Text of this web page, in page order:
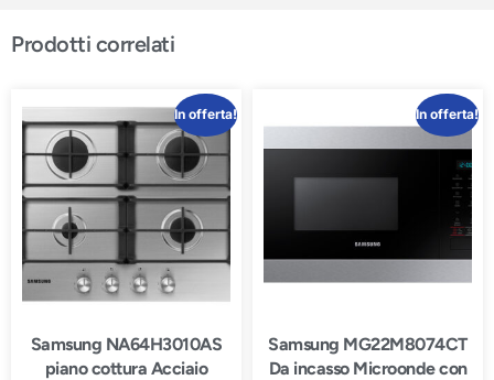
Prodotti correlati
In offerta!
Samsung NA64H3010AS
piano cottura Acciaio
In offerta!
Samsung MG22M8074CT
Da incasso Microonde con